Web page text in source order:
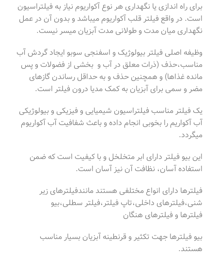
برای راه اندازی یا نگهداری هر نوع آکواریوم نیاز به فیلتراسیون
است. در واقع فیلتر قلب آکواریوم میباشد و بدون آن در عمل
نگهداری میان مدت و طولانی مدت آبزیان میسر نیست.
وظیفه اصلی فیلتر بیولوژیک و اسفنجی سوبو ایجاد گردش آب
مناسب،حذف (ذرات معلق در آب و بخشی از فضولات و پس
مانده غذاها) و همچنین حذف و به حداقل رساندن گازهای
مضر و سمی برای آبزیان به کمک مدیا درون فیلتر است.
یک فیلتر مناسب فیلتراسیون شیمیایی و فیزیکی و بیولوژیکی
آب آکواریم را بخوبی انجام داده و باعث شفافیت آب آکواریوم
میگردد.
این بیو فیلتر دارای ابر متخلخل و با کیفیت است که ضمن
استفاده آسان، نظافت آن نیز آسان است.
فیلترها دارای انواع مختلفی هستند مانندفیلترهای زیر
شنی،فیلترهای داخلی،تاپ فیلتر،فیلتر سطلی،بیو
فیلترها و فیلترهای هنگان
بیو فیلترها جهت تکثیر و قرنطینه آبزیان بسیار مناسب
هستند.